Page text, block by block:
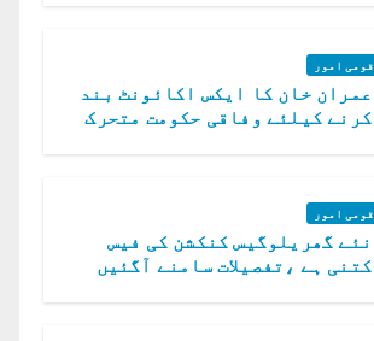
قومی امور
عمران خان کا ایکس اکائونٹ بند
کرنے کیلئے وفاقی حکومت متحرک
قومی امور
نئے گھریلوگیس کنکشن کی فیس
کتنی ہے ،تفصیلات سامنے آگئیں